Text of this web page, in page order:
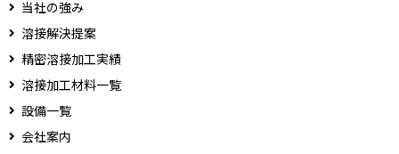
当社の強み
溶接解決提案
精密溶接加工実績
溶接加工材料一覧
設備一覧
会社案内